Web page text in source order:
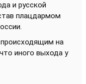
и русской
плацдармом
на
иного выхода у